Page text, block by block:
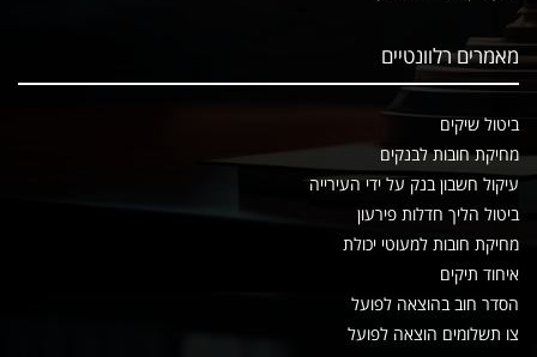
מאמרים רלוונטיים
ביטול שיקים
מחיקת חובות לבנקים
עיקול חשבון בנק על ידי העירייה
ביטול הליך חדלות פירעון
מחיקת חובות למעוטי יכולת
איחוד תיקים
הסדר חוב בהוצאה לפועל
צו תשלומים הוצאה לפועל